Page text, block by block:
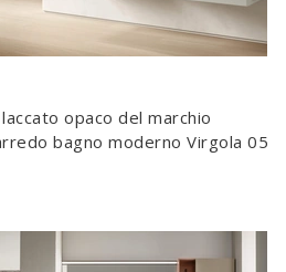
opaco del marchio
bagno moderno Virgola 05